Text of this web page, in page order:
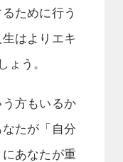
ために行う
はよりエキ
ょう。
方もいるか
たが「自分
あなたが重